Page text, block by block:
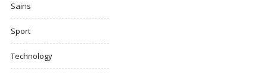
Sains
Sport
Technology